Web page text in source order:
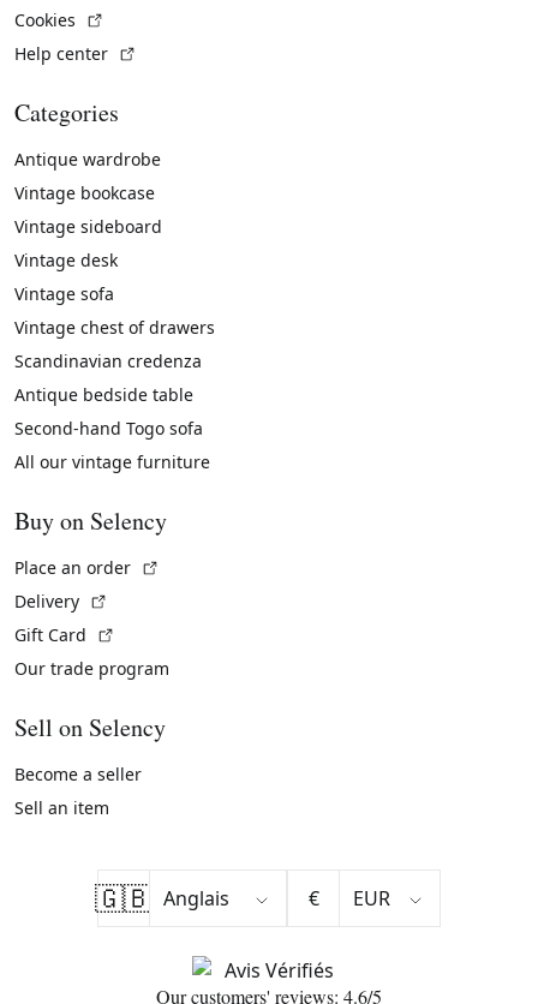
Cookies
Help center
Categories
Antique wardrobe
Vintage bookcase
Vintage sideboard
Vintage desk
Vintage sofa
Vintage chest of drawers
Scandinavian credenza
Antique bedside table
Second-hand Togo sofa
All our vintage furniture
Buy on Selency
Place an order
Delivery
Gift Card
Our trade program
Sell on Selency
Become a seller
Sell an item
🇬🇧 €
Our customers' reviews: 4.6/5